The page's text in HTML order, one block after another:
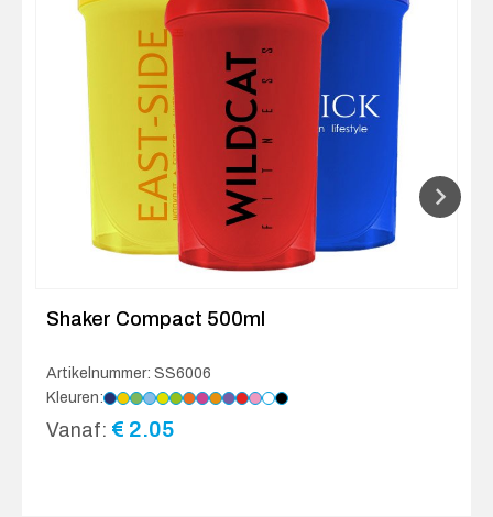
Shaker Compact 500ml
Artikelnummer: SS6006
Kleuren:
Vanaf: € 2.05